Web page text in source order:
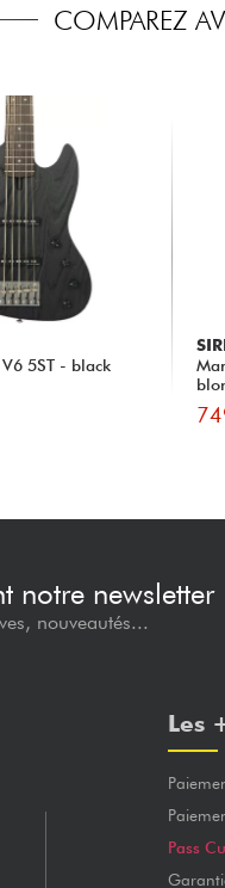
COMPAREZ
5ST - black
notre newsletter
nouveautés...
Les
Pass